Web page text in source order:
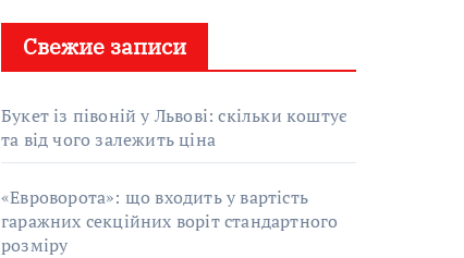
Свежие записи
Букет із півоній у Львові: скільки коштує
та від чого залежить ціна
«Евроворота»: що входить у вартість
гаражних секційних воріт стандартного
розміру